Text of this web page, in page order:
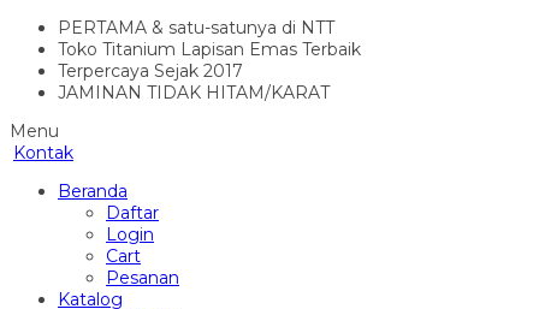
PERTAMA & satu-satunya di NTT
Toko Titanium Lapisan Emas Terbaik
Terpercaya Sejak 2017
JAMINAN TIDAK HITAM/KARAT
Menu
Kontak
Beranda
Daftar
Login
Cart
Pesanan
Katalog